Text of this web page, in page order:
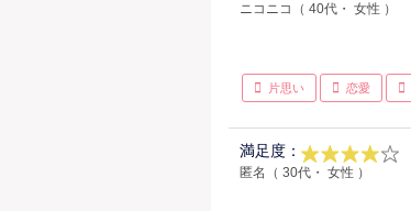
ニコニコ（ 40代・ 女性 ）
片思い 恋愛
満足度：
匿名（ 30代・ 女性 ）